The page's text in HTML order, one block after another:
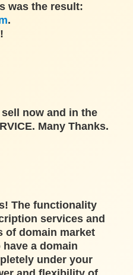
was the result:
.
now and in the
Many Thanks.
The functionality
services and
of domain market
have a domain
under your